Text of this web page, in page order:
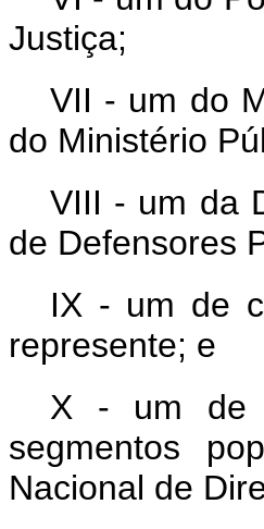
Justiça;
VII - um do
do Ministério
VIII - um da
de Defensores
IX - um de
represente; e
X - um de
segmentos
Nacional de